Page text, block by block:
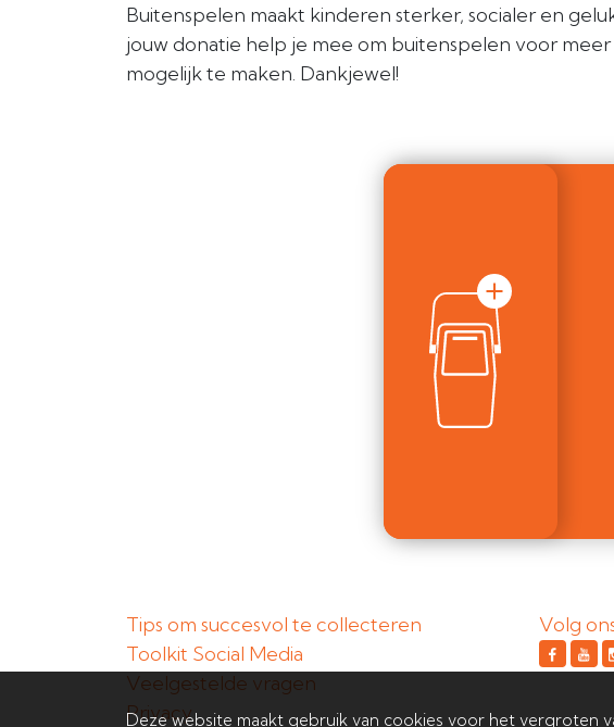
Buitenspelen maakt kinderen sterker, socialer en
jouw donatie help je mee om buitenspelen voor
mogelijk te maken. Dankjewel!
Tips om succesvol te collecteren
Toolkit Social Media
Veelgestelde vragen
Privacy
Volg
Deze website maakt gebruik van cookies voor het vergroten